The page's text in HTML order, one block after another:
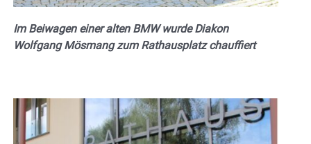
Im Beiwagen einer alten BMW wurde Diakon
Wolfgang Mösmang zum Rathausplatz chauffiert